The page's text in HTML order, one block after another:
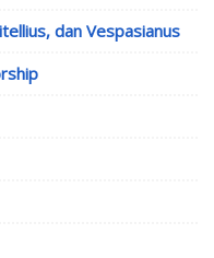
dan Vespasianus